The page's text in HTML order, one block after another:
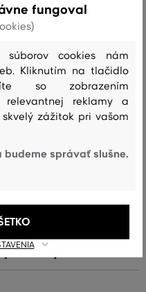
fungoval
súborov cookies nám
Kliknutím na tlačidlo
so zobrazením
relevantnej reklamy a
zážitok pri vašom
správať slušne.